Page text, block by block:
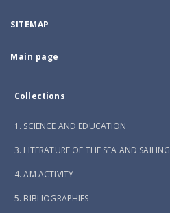
SITEMAP
Main page
Collections
1. SCIENCE AND EDUCATION
3. LITERATURE OF THE SEA AND SAILING
4. AM ACTIVITY
5. BIBLIOGRAPHIES